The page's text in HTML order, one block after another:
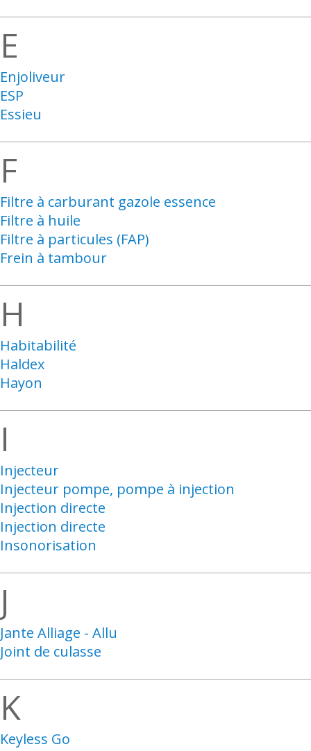
E
Enjoliveur
ESP
Essieu
F
Filtre à carburant gazole essence
Filtre à huile
Filtre à particules (FAP)
Frein à tambour
H
Habitabilité
Haldex
Hayon
I
Injecteur
Injecteur pompe, pompe à injection
Injection directe
Injection directe
Insonorisation
J
Jante Alliage - Allu
Joint de culasse
K
Keyless Go